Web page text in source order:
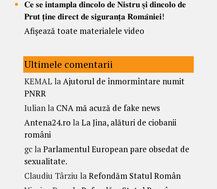
𝐂𝐞 𝐬𝐞 𝐢𝐧𝐭𝐚𝐦𝐩𝐥𝐚 𝐝𝐢𝐧𝐜𝐨𝐥𝐨 𝐝𝐞 𝐍𝐢𝐬𝐭𝐫𝐮 𝐬̦𝐢 𝐝𝐢𝐧𝐜𝐨𝐥𝐨 𝐝𝐞
𝐏𝐫𝐮𝐭 𝐭̦𝐢𝐧𝐞 𝐝𝐢𝐫𝐞𝐜𝐭 𝐝𝐞 𝐬𝐢𝐠𝐮𝐫𝐚𝐧𝐭̦𝐚 𝐑𝐨𝐦𝐚̂𝐧𝐢𝐞𝐢!
Afișează toate materialele video
Ultimele comentarii
KEMAL laAjutorul de înmormîntare numit
PNRR
Iulianla CNA mă acuză de fake news
Antena24.ro laLa Jina, alături de ciobanii
români
gclaParlamentul European pare obsedat de
sexualitate.
Claudiu Târziu laRefondăm Statul Român